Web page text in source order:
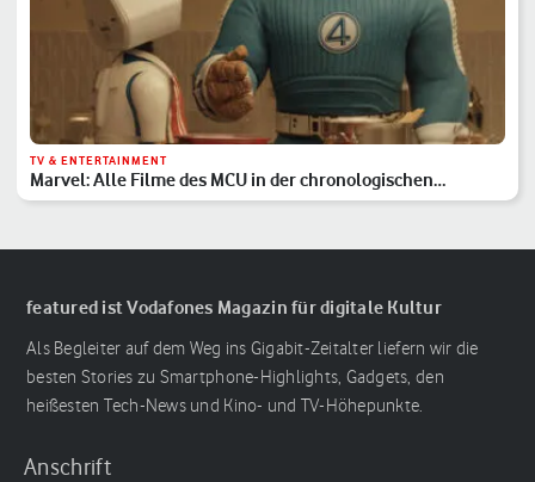
TV & ENTERTAINMENT
Marvel: Alle Filme des MCU in der chronologischen
Reihenfolge
featured ist Vodafones Magazin für digitale Kultur
Als Begleiter auf dem Weg ins Gigabit-Zeitalter liefern wir die
besten Stories zu Smartphone-Highlights, Gadgets, den
heißesten Tech-News und Kino- und TV-Höhepunkte.
Anschrift